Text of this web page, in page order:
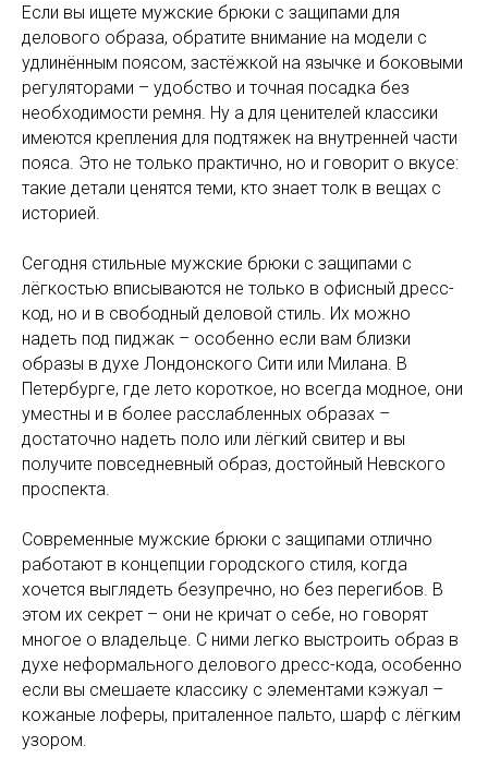
Если вы ищете мужские брюки с защипами для
делового образа, обратите внимание на модели с
удлинённым поясом, застёжкой на язычке и боковыми
регуляторами – удобство и точная посадка без
необходимости ремня. Ну а для ценителей классики
имеются крепления для подтяжек на внутренней части
пояса. Это не только практично, но и говорит о вкусе:
такие детали ценятся теми, кто знает толк в вещах с
историей.
Сегодня стильные мужские брюки с защипами с
лёгкостью вписываются не только в офисный дресс-
код, но и в свободный деловой стиль. Их можно
надеть под пиджак – особенно если вам близки
образы в духе Лондонского Сити или Милана. В
Петербурге, где лето короткое, но всегда модное, они
уместны и в более расслабленных образах –
достаточно надеть поло или лёгкий свитер и вы
получите повседневный образ, достойный Невского
проспекта.
Современные мужские брюки с защипами отлично
работают в концепции городского стиля, когда
хочется выглядеть безупречно, но без перегибов. В
этом их секрет – они не кричат о себе, но говорят
многое о владельце. С ними легко выстроить образ в
духе неформального делового дресс-кода, особенно
если вы смешаете классику с элементами кэжуал –
кожаные лоферы, приталенное пальто, шарф с лёгким
узором.